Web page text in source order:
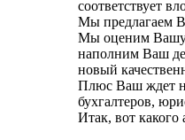
соответствует
Мы предлагаем
Мы оценим
наполним Ваш
новый
Плюс Ваш ждет
бухгалтеров,
Итак, вот